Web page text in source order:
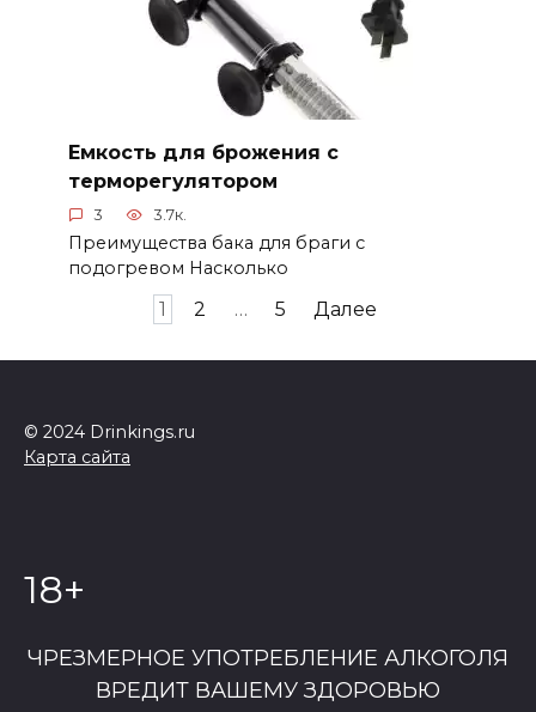
Емкость для брожения с
терморегулятором
3 3.7к.
Преимущества бака для браги с
подогревом Насколько
записям
1 2 … 5 Далее
© 2024 Drinkings.ru
Карта сайта
18+
ЧРЕЗМЕРНОЕ УПОТРЕБЛЕНИЕ АЛКОГОЛЯ
ВРЕДИТ ВАШЕМУ ЗДОРОВЬЮ